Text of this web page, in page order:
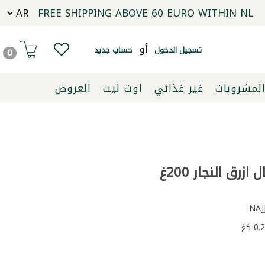
FREE SHIPPING ABOVE 60 EURO WITHIN NL
تسجيل الدخول أو حساب جديد 0
المشروبات غير غذائي اوت ليت
العروض
النجار 200غ